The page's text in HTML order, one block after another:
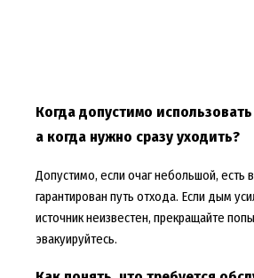
Когда допустимо
а когда нужно сразу уходить?
Допустимо, если очаг небольшой, есть
гарантирован путь отхода. Если дым
источник неизвестен, прекращайте
эвакуируйтесь.